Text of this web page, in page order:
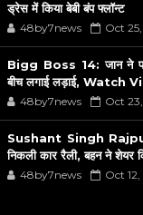
ड्रेस में किया बेबी बंप फ्लॉन्ट
48by7news Oct
Bigg Boss 14: जान ने
बीच लगाई लड़ाई, Watch
48by7news Oct
Sushant Singh
निकली कार रैली, बहन ने
48by7news Oct